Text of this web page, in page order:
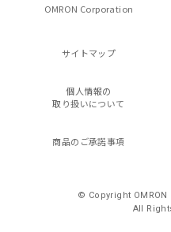
OMRON Corporation
サイトマップ
個人情報の
取り扱いについて
商品のご承諾事項
© Copyright OMRON
All